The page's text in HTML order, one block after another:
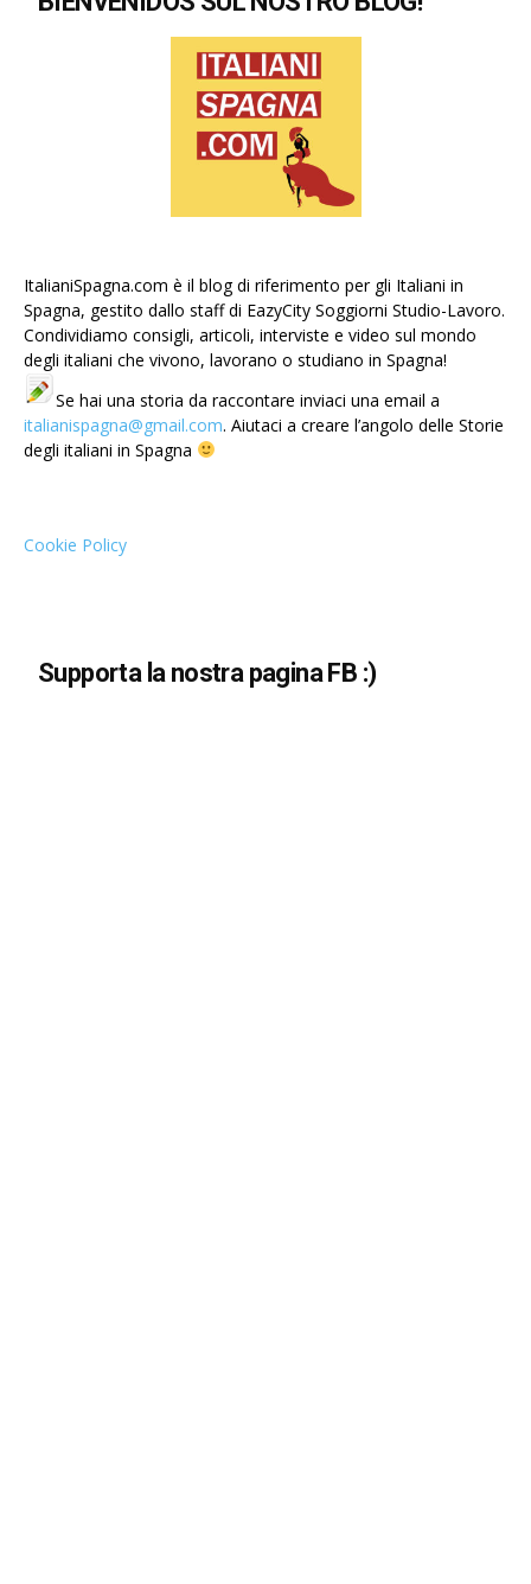
ItalianiSpagna.com è il blog di riferimento per gli Italiani in
Spagna, gestito dallo staff di EazyCity Soggiorni Studio-Lavoro.
Condividiamo consigli, articoli, interviste e video sul mondo
degli italiani che vivono, lavorano o studiano in Spagna!
Se hai una storia da raccontare inviaci una email a
italianispagna@gmail.com. Aiutaci a creare l’angolo delle Storie
degli italiani in Spagna
Cookie Policy
Supporta la nostra pagina FB :)